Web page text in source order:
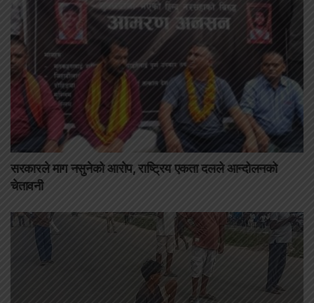
सरकारले माग नसुनेको आरोप, राष्ट्रिय एकता दलले आन्दोलनको
चेतावनी